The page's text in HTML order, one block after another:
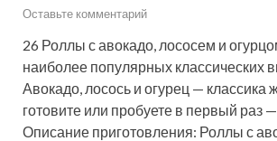
Оставьте комментарий
26 Роллы с авокадо, лососем и
наиболее популярных классических
Авокадо, лосось и огурец — классика
готовите или пробуете в первый раз —
Описание приготовления: Роллы с